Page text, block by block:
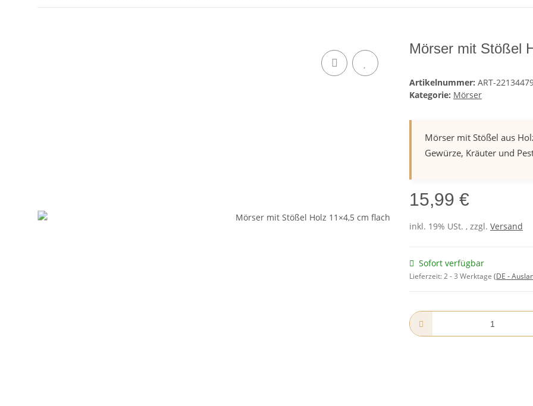
Mörser mit Stößel
Artikelnummer: ART-
Kategorie: Mörser
Mörser mit Stößel aus
Gewürze, Kräuter und
15,99 €
inkl. 19% USt. , zzgl. Versand
Sofort verfügbar
Lieferzeit:2 - 3 Werktage (DE -